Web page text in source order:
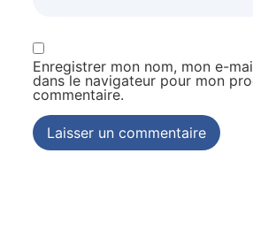
Enregistrer mon nom, mon e-
dans le navigateur pour mon
commentaire.